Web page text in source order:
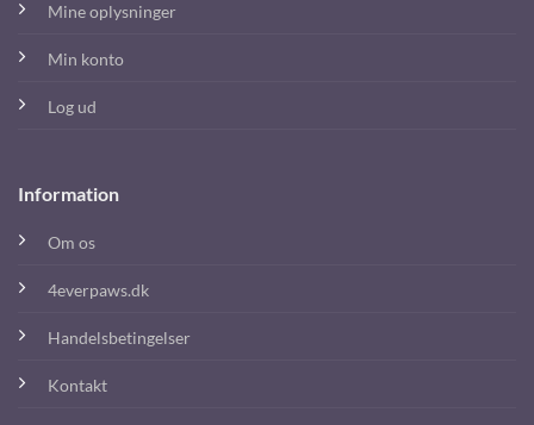
Mine oplysninger
Min konto
Log ud
Information
Om os
4everpaws.dk
Handelsbetingelser
Kontakt